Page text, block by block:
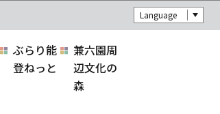
Language
ぶらり能
登ねっと
兼六園周
辺文化の
森